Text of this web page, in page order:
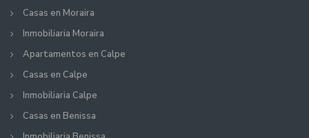
Casas en Moraira
Inmobiliaria Moraira
Apartamentos en Calpe
Casas en Calpe
Inmobiliaria Calpe
Casas en Benissa